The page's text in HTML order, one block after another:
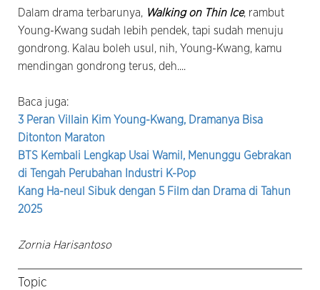
Dalam drama terbarunya, Walking on Thin Ice, rambut
Young-Kwang sudah lebih pendek, tapi sudah menuju
gondrong. Kalau boleh usul, nih, Young-Kwang, kamu
mendingan gondrong terus, deh....
Baca juga:
3 Peran Villain Kim Young-Kwang, Dramanya Bisa
Ditonton Maraton
BTS Kembali Lengkap Usai Wamil, Menunggu Gebrakan
di Tengah Perubahan Industri K-Pop
Kang Ha-neul Sibuk dengan 5 Film dan Drama di Tahun
2025
Zornia Harisantoso
Topic